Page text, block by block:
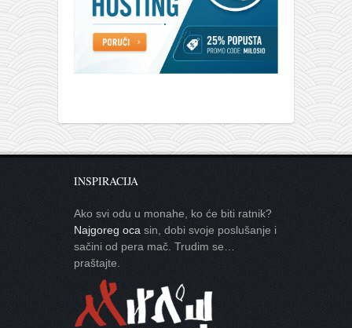
članarina
kontakt
besplatna e-knjiga
termini treninga
moja priča
moja priča
kontakt
INSPIRACIJA
Ako svi odu u monahe, ko će biti ratnik?
Najgoreg oca sin, dobi svoje poslušanje i
sačini od pera mač. Trudim se…
praštajte.